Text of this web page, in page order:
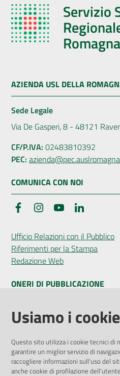
Servizio
Romagna
AZIENDA USL DELLA
Sede Legale
Via De Gasperi, 8 - 48121
CF/P.IVA: 02483810392
PEC:
COMUNICA CON NOI
FacebookInstagramYouTube
Ufficio Relazioni con il Pubblico
Riferimenti per la Stampa
Redazione Web
ONERI DI PUBBLICAZIONE
Amministrazione Trasparente
Pubblicità legale
Privacy Policy
Attuazione Misure PNRR
Liste di Attesa
Usiamo i cookie
Questo sito utilizza i cookie tecnici di
garantire un miglior servizio di
raccogliere informazioni sull'uso del
anche cookie di profilazione